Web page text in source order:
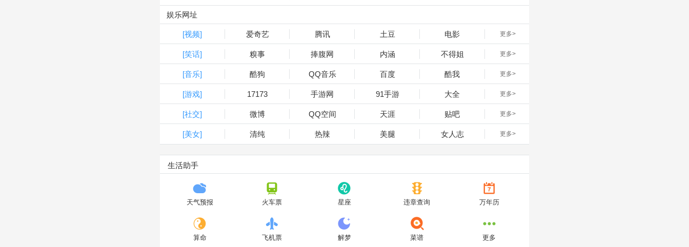
娱乐网址
[视频] 爱奇艺 腾讯 土豆 电影 更多>
[笑话] 糗事 捧腹网 内涵 不得姐 更多>
[音乐] 酷狗 QQ音乐 百度 酷我 更多>
[游戏] 17173 手游网 91手游 大全 更多>
[社交] 微博 QQ空间 天涯 贴吧 更多>
[美女] 清纯 热辣 美腿 女人志 更多>
生活助手
天气预报 火车票 星座 违章查询 万年历
算命 飞机票 解梦 菜谱 更多